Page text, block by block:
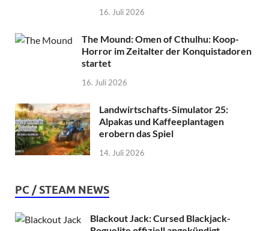
16. Juli 2026
The Mound: Omen of Cthulhu: Koop-
Horror im Zeitalter der Konquistadoren
startet
16. Juli 2026
Landwirtschafts-Simulator 25:
Alpakas und Kaffeeplantagen
erobern das Spiel
14. Juli 2026
PC / STEAM NEWS
Blackout Jack: Cursed Blackjack-